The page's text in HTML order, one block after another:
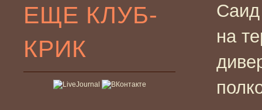
ЕЩЕ КЛУБ-
КРИК
на